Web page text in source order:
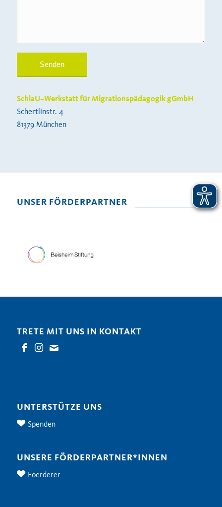
SchlaU–Werkstatt für Migrationspädagogik gGmbH
Schertlinstr. 4
81379 München
UNSER FÖRDERPARTNER
TRETE MIT UNS IN KONTAKT
UNTERSTÜTZE UNS
Spenden
UNSERE FÖRDERPARTNER*INNEN
Foerderer